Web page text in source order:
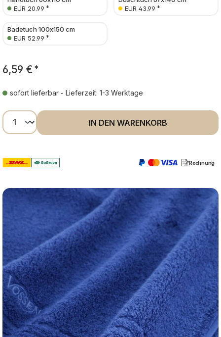
EUR 20.99 *
EUR 43.99 *
Badetuch 100x150 cm
EUR 52.99 *
6,59 € *
sofort lieferbar - Lieferzeit: 1-3 Werktage
Produkt Anzahl: Gib den gewünschten
IN DEN WARENKORB
Rechnung